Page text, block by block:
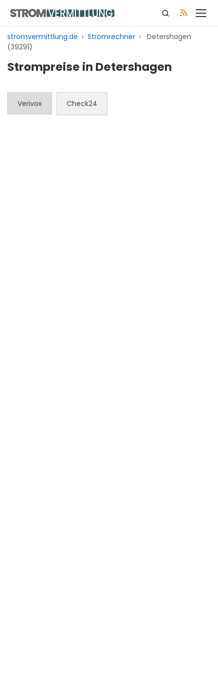
Inhalt
springen
stromvermittlung.de › Stromrechner › Detershagen
(39291)
Strompreise in Detershagen
Verivox Check24